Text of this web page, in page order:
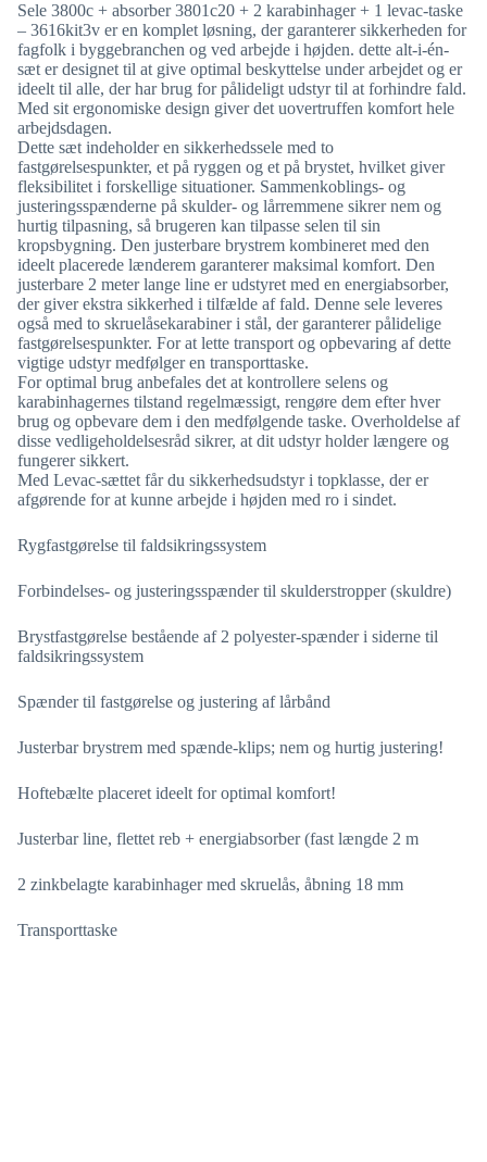
Sele 3800c + absorber 3801c20 + 2 karabinhager + 1 levac-taske
– 3616kit3v er en komplet løsning, der garanterer sikkerheden for
fagfolk i byggebranchen og ved arbejde i højden. dette alt-i-én-
sæt er designet til at give optimal beskyttelse under arbejdet og er
ideelt til alle, der har brug for pålideligt udstyr til at forhindre fald.
Med sit ergonomiske design giver det uovertruffen komfort hele
arbejdsdagen.
Dette sæt indeholder en sikkerhedssele med to
fastgørelsespunkter, et på ryggen og et på brystet, hvilket giver
fleksibilitet i forskellige situationer. Sammenkoblings- og
justeringsspænderne på skulder- og lårremmene sikrer nem og
hurtig tilpasning, så brugeren kan tilpasse selen til sin
kropsbygning. Den justerbare brystrem kombineret med den
ideelt placerede lænderem garanterer maksimal komfort. Den
justerbare 2 meter lange line er udstyret med en energiabsorber,
der giver ekstra sikkerhed i tilfælde af fald. Denne sele leveres
også med to skruelåsekarabiner i stål, der garanterer pålidelige
fastgørelsespunkter. For at lette transport og opbevaring af dette
vigtige udstyr medfølger en transporttaske.
For optimal brug anbefales det at kontrollere selens og
karabinhagernes tilstand regelmæssigt, rengøre dem efter hver
brug og opbevare dem i den medfølgende taske. Overholdelse af
disse vedligeholdelsesråd sikrer, at dit udstyr holder længere og
fungerer sikkert.
Med Levac-sættet får du sikkerhedsudstyr i topklasse, der er
afgørende for at kunne arbejde i højden med ro i sindet.
Rygfastgørelse til faldsikringssystem
Forbindelses- og justeringsspænder til skulderstropper (skuldre)
Brystfastgørelse bestående af 2 polyester-spænder i siderne til
faldsikringssystem
Spænder til fastgørelse og justering af lårbånd
Justerbar brystrem med spænde-klips; nem og hurtig justering!
Hoftebælte placeret ideelt for optimal komfort!
Justerbar line, flettet reb + energiabsorber (fast længde 2 m
2 zinkbelagte karabinhager med skruelås, åbning 18 mm
Transporttaske